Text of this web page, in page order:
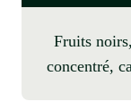
fruits noirs, fraîcheur, toasté, soyeux, ample,
concentré,